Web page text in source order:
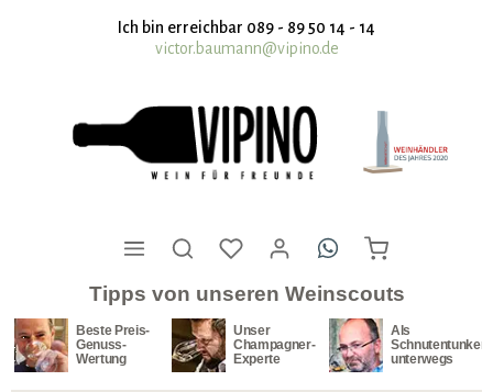
springenIch bin erreichbar 089 - 89 50 14 - 14
victor.baumann@vipino.de
Tipps von unseren Weinscouts
Beste Preis-
Genuss-
Wertung
Unser
Champagner-
Experte
Als
Schnutentunker
unterwegs